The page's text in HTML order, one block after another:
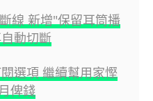
線 新增"保留耳筒播
動切斷
選項 繼續幫用家慳
俾錢